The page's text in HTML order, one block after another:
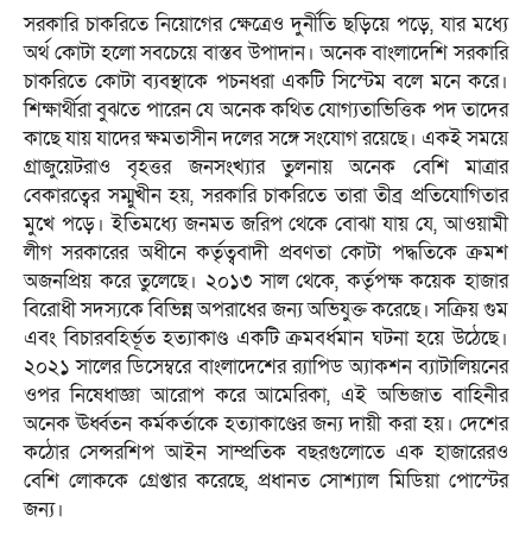
সরকারি চাকরিতে নিয়োগের ক্ষেত্রেও দুর্নীতি ছড়িয়ে পড়ে, যার মধ্যে
অর্থ কোটা হলো সবচেয়ে বাস্তব উপাদান। অনেক বাংলাদেশি সরকারি
চাকরিতে কোটা ব্যবস্থাকে পচনধরা একটি সিস্টেম বলে মনে করে।
শিক্ষার্থীরা বুঝতে পারেন যে অনেক কথিত যোগ্যতাভিত্তিক পদ তাদের
কাছে যায় যাদের ক্ষমতাসীন দলের সঙ্গে সংযোগ রয়েছে। একই সময়ে
গ্রাজুয়েটরাও বৃহত্তর জনসংখ্যার তুলনায় অনেক বেশি মাত্রার
বেকারত্বের সম্মুখীন হয়, সরকারি চাকরিতে তারা তীব্র প্রতিযোগিতার
মুখে পড়ে। ইতিমধ্যে জনমত জরিপ থেকে বোঝা যায় যে, আওয়ামী
লীগ সরকারের অধীনে কর্তৃত্ববাদী প্রবণতা কোটা পদ্ধতিকে ক্রমশ
অজনপ্রিয় করে তুলেছে। ২০১৩ সাল থেকে, কর্তৃপক্ষ কয়েক হাজার
বিরোধী সদস্যকে বিভিন্ন অপরাধের জন্য অভিযুক্ত করেছে। সক্রিয় গুম
এবং বিচারবহির্ভূত হত্যাকাণ্ড একটি ক্রমবর্ধমান ঘটনা হয়ে উঠেছে।
২০২১ সালের ডিসেম্বরে বাংলাদেশের র‍্যাপিড অ্যাকশন ব্যাটালিয়নের
ওপর নিষেধাজ্ঞা আরোপ করে আমেরিকা, এই অভিজাত বাহিনীর
অনেক ঊর্ধ্বতন কর্মকর্তাকে হত্যাকাণ্ডের জন্য দায়ী করা হয়। দেশের
কঠোর সেন্সরশিপ আইন সাম্প্রতিক বছরগুলোতে এক হাজারেরও
বেশি লোককে গ্রেপ্তার করেছে, প্রধানত সোশ্যাল মিডিয়া পোস্টের
জন্য।